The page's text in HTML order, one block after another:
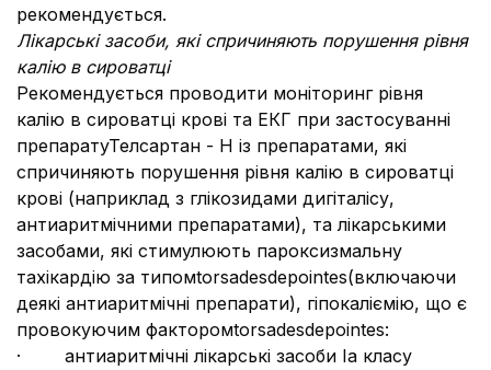
рекомендується.
Лікарські засоби, які спричиняють порушення рівня
калію в сироватці
Рекомендується проводити моніторинг рівня
калію в сироватці крові та ЕКГ при застосуванні
препаратуТелсартан - Н із препаратами, які
спричиняють порушення рівня калію в сироватці
крові (наприклад з глікозидами дигіталісу,
антиаритмічними препаратами), та лікарськими
засобами, які стимулюють пароксизмальну
тахікардію за типомtorsadesdepointes(включаючи
деякі антиаритмічні препарати), гіпокаліємію, що є
провокуючим факторомtorsadesdepointes:
· антиаритмічні лікарські засоби Іа класу